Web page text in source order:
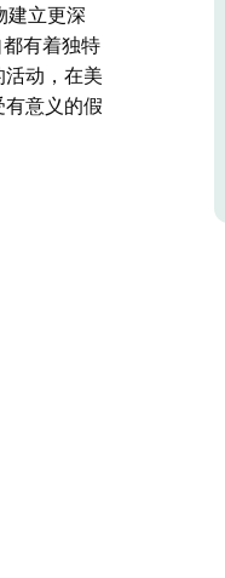
建立更深
有着独特
动，在美
意义的假
设计。您
的使命。
静谧的反